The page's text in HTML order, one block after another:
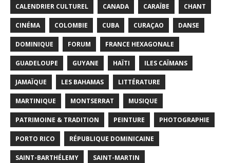
CALENDRIER CULTUREL CANADA CARAÏBE CHANT
CINÉMA COLOMBIE CUBA CURAÇAO DANSE
DOMINIQUE FORUM FRANCE HEXAGONALE
GUADELOUPE GUYANE HAÏTI ILES CAÏMANS
JAMAÏQUE LES BAHAMAS LITTÉRATURE
MARTINIQUE MONTSERRAT MUSIQUE
PATRIMOINE & TRADITION PEINTURE PHOTOGRAPHIE
PORTO RICO RÉPUBLIQUE DOMINICAINE
SAINT-BARTHÉLEMY SAINT-MARTIN